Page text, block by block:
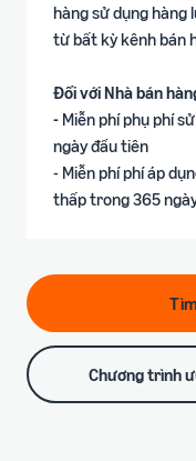
hàng sử dụng hàng
từ bất kỳ kênh bán
Đối với Nhà bán
- Miễn phí phụ phí
ngày đầu tiên
- Miễn phí phí áp
thấp trong 365
Chương trình